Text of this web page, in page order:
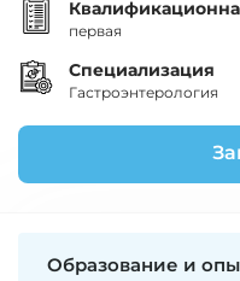
первая
Специализация
Гастроэнтерология
Образование и